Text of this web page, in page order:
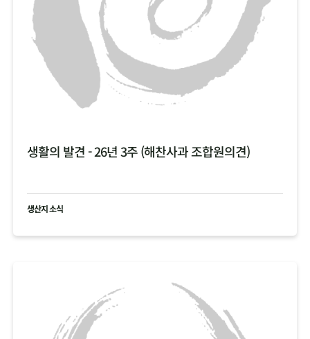
생활의 발견 - 26년 3주 (해찬사과 조합원의견)
생산지 소식